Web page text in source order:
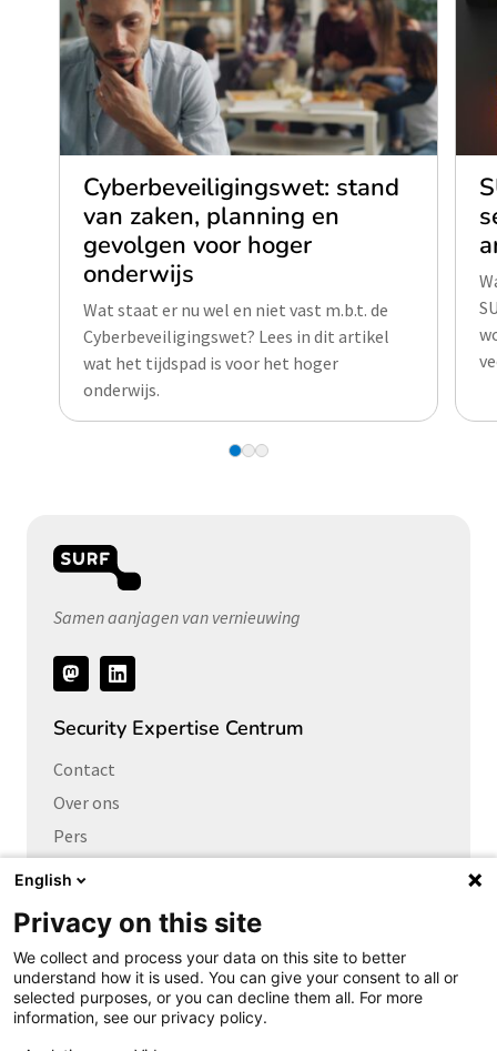
Cyberbeveiligingswet: stand
van zaken, planning en
gevolgen voor hoger
onderwijs
Wat staat er nu wel en niet vast m.b.t. de
Cyberbeveiligingswet? Lees in dit artikel
wat het tijdspad is voor het hoger
onderwijs.
Samen aanjagen van vernieuwing
Volg
ons
Security Expertise Centrum
Contact
Over ons
Pers
Vacatures
Links naar
Cybersecurity Community
Platform Integrale veiligheid
Privacy Expertise Centrum
English
Privacy on this site
We collect and process your data on this site to better
understand how it is used. You can give your consent to all or
selected purposes, or you can decline them all. For more
information, see our privacy policy.